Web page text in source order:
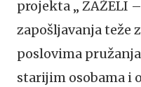
projekta „ ZAŽELI
zapošljavanja teže
poslovima
starijim osobama i